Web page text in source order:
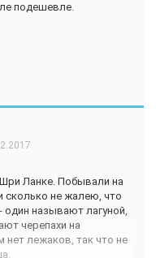
подешевле.
Ланке. Побывали на
сколько не жалею, что
один называют лагуной,
черепахи на
нет лежаков, так что не